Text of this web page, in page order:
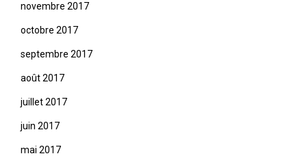
novembre 2017
octobre 2017
septembre 2017
août 2017
juillet 2017
juin 2017
mai 2017